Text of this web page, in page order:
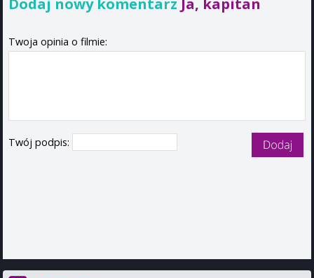
Twoja opinia o filmie:
Twój podpis: